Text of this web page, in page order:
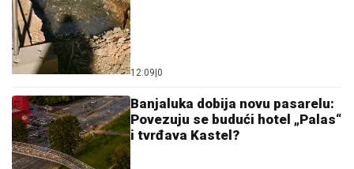
12:09 0
Banjaluka dobija novu pasarelu:
Povezuju se budući hotel „Palas“
i tvrđava Kastel?